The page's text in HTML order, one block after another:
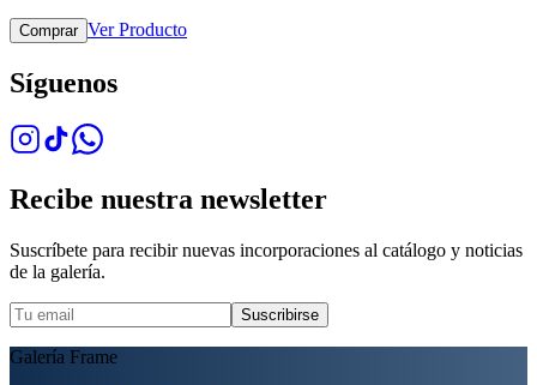
Comprar Ver Producto
Síguenos
Recibe nuestra newsletter
Suscríbete para recibir nuevas incorporaciones al catálogo y noticias
de la galería.
Suscribirse
Galería Frame